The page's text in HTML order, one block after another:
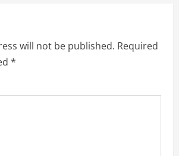
will not be published. Required
*